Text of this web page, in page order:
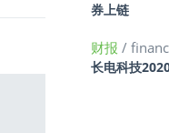
券上链
财报 /
长电科技